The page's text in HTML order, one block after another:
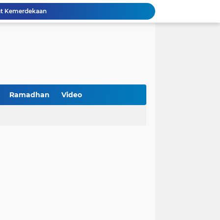
BNI Catat Fundamental Bisnis Kokoh di Bawah Danantara, Ditopang Pertumbuhan Kredit dan Kualitas Aset
Turnamen PKDI Cup II 2026 Berhadiah Total Rp 500 Juta Dibuka di Jombang, Ketua PKDI Jatim Syaifullah Mahdi: Ajang Silaturrahmi dan Media Komunikasi Antar-Kades untuk Memajukan Desa
Ramadhan Video